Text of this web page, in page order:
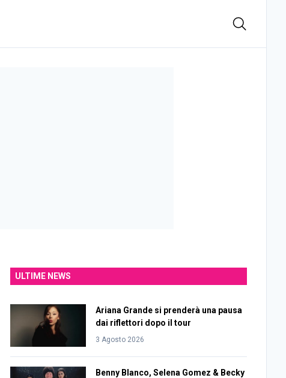
ULTIME NEWS
Ariana Grande si prenderà una pausa
dai riflettori dopo il tour
3 Agosto 2026
Benny Blanco, Selena Gomez & Becky